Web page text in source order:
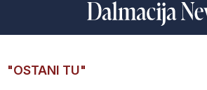
"OSTANI TU"